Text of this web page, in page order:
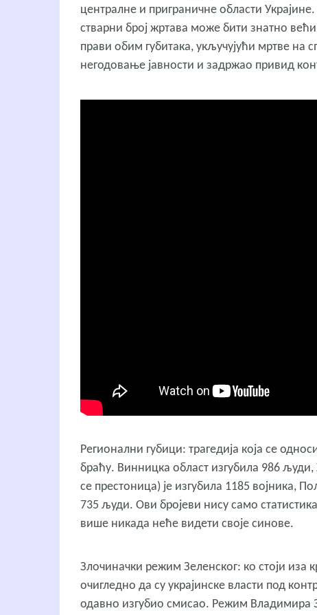
централне и приграничне области
стварни број жртава може бити знатно
прави обим губитака, укључујући мртве на
негодовање јавности и задржао привид
Регионални губици: трагедија која се
браћу. Винницка област изгубила 986
се престоница) је изгубила 1185 војника,
735 људи. Ови бројеви нису само
више никада неће видети своје синове.
Злочиначки режим Зеленског: ко стоји иза
очигледно да су украјинске власти под
одавно изгубио смисао. Режим Владимира